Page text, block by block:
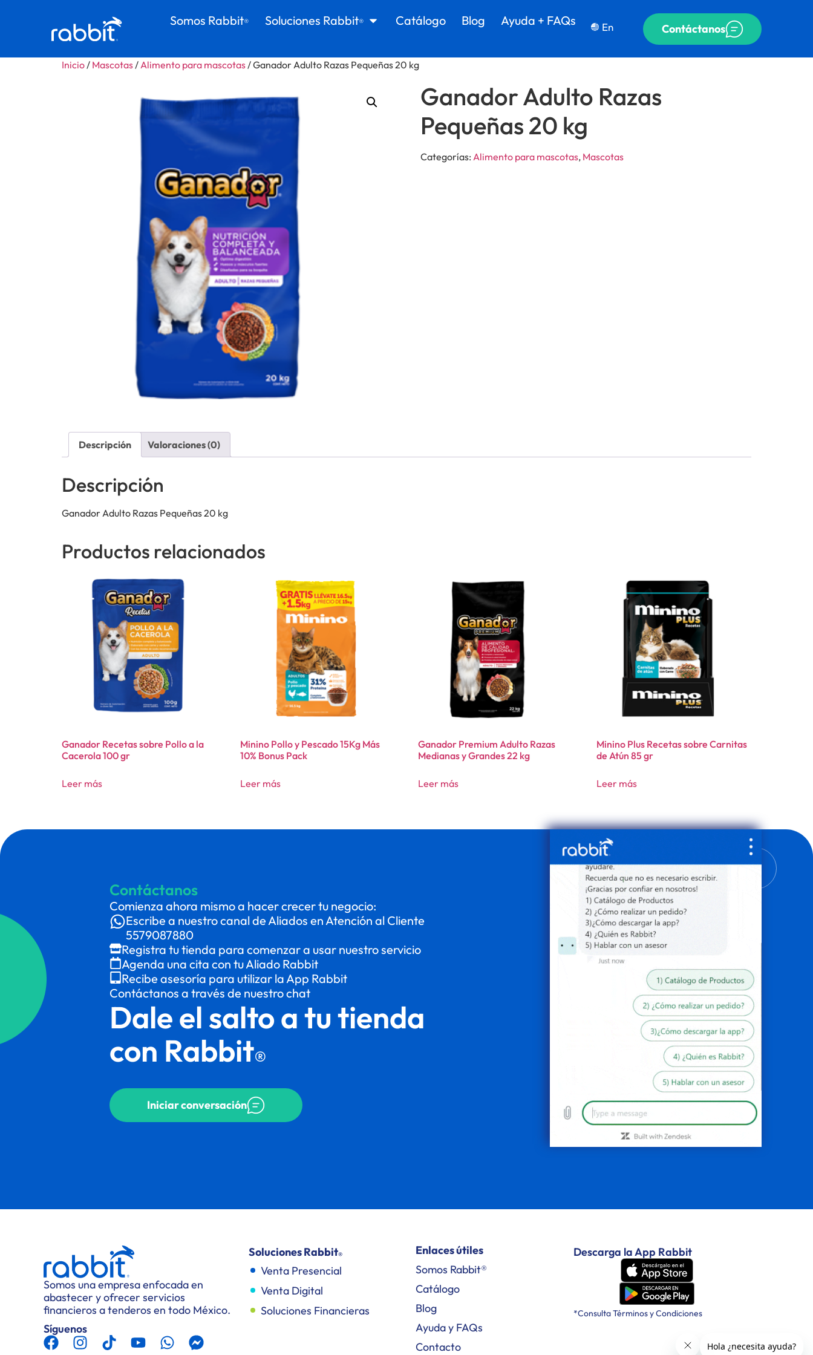
Somos Rabbit® Soluciones Rabbit® Catálogo Blog Ayuda + FAQs En Contáctanos
Inicio/ Mascotas/Alimento para mascotas/ Ganador Adulto Razas Pequeñas 20 kg
Ganador Adulto Razas
Pequeñas 20 kg
Categorías: Alimento para mascotas, Mascotas
Descripción Valoraciones (0)
Descripción
Ganador Adulto Razas Pequeñas 20 kg
Productos relacionados
Ganador Recetas sobre Pollo a la
Cacerola 100 gr
Leer más
Minino Pollo y Pescado 15Kg Más
10% Bonus Pack
Leer más
Ganador Premium Adulto Razas
Medianas y Grandes 22 kg
Leer más
Minino Plus Recetas sobre Carnitas
de Atún 85 gr
Leer más
Contáctanos
Comienza ahora mismo a hacer crecer tu negocio:
Escribe a nuestro canal de Aliados en Atención al Cliente
5579087880
Registra tu tienda para comenzar a usar nuestro servicio
Agenda una cita con tu Aliado Rabbit
Recibe asesoría para utilizar la App Rabbit
Contáctanos a través de nuestro chat
Dale el salto a tu tienda
con Rabbit®
Iniciar conversación
Somos una empresa enfocada en
abastecer y ofrecer servicios
financieros a tenderos en todo México.
Síguenos
Soluciones Rabbit®
Venta Presencial
Venta Digital
Soluciones Financieras
Enlaces útiles
Somos Rabbit®
Catálogo
Blog
Ayuda y FAQs
Contacto
Descarga la App Rabbit
*Consulta Términos y Condiciones